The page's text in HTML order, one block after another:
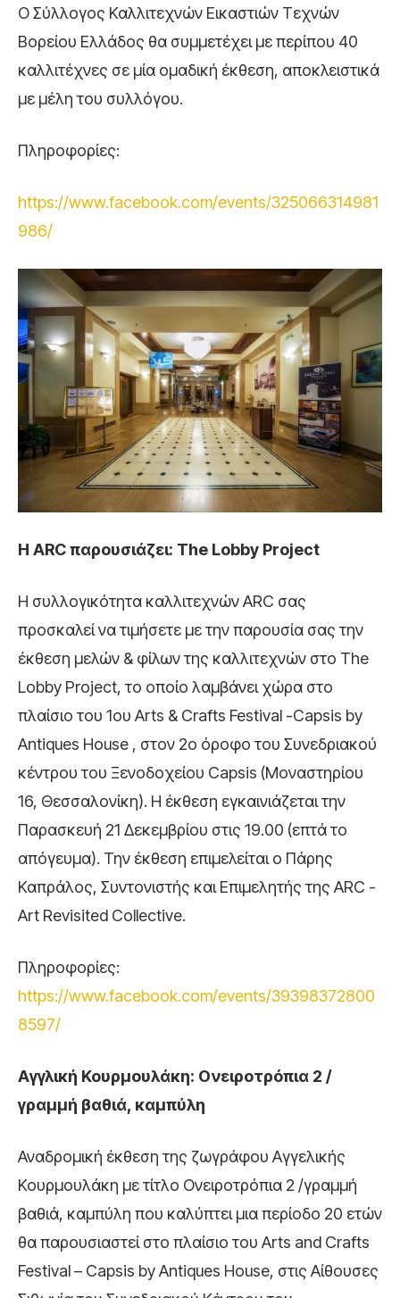
Ο Σύλλογος Καλλιτεχνών Εικαστιών Τεχνών
Βορείου Ελλάδος θα συμμετέχει με περίπου 40
καλλιτέχνες σε μία ομαδική έκθεση, αποκλειστικά
με μέλη του συλλόγου.
Πληροφορίες:
https://www.facebook.com/events/325066314981
986/
Η ARC παρουσιάζει: The Lobby Project
H συλλογικότητα καλλιτεχνών ARC σας
προσκαλεί να τιμήσετε με την παρουσία σας την
έκθεση μελών & φίλων της καλλιτεχνών στο The
Lobby Project, το οποίο λαμβάνει χώρα στο
πλαίσιο του 1oυ Arts & Crafts Festival -Capsis by
Antiques House , στον 2ο όροφο του Συνεδριακού
κέντρου του Ξενοδοχείου Capsis (Μοναστηρίου
16, Θεσσαλονίκη). Η έκθεση εγκαινιάζεται την
Παρασκευή 21 Δεκεμβρίου στις 19.00 (επτά το
απόγευμα). Την έκθεση επιμελείται ο Πάρης
Καπράλος, Συντονιστής και Επιμελητής της ARC -
Art Revisited Collective.
Πληροφορίες:
https://www.facebook.com/events/39398372800
8597/
Αγγλική Κουρμουλάκη: Ονειροτρόπια 2 /
γραμμή βαθιά, καμπύλη
Αναδρομική έκθεση της ζωγράφου Αγγελικής
Κουρμουλάκη με τίτλο Ονειροτρόπια 2 /γραμμή
βαθιά, καμπύλη που καλύπτει μια περίοδο 20 ετών
θα παρουσιαστεί στο πλαίσιο του Arts and Crafts
Festival – Capsis by Antiques House, στις Αίθουσες